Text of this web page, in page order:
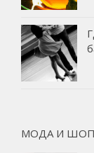
МОДА И